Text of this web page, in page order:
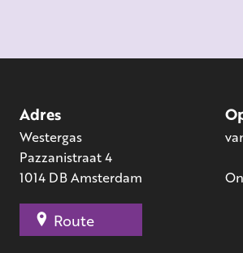
Adres
Westergas
Pazzanistraat 4
1014 DB Amsterdam
Route